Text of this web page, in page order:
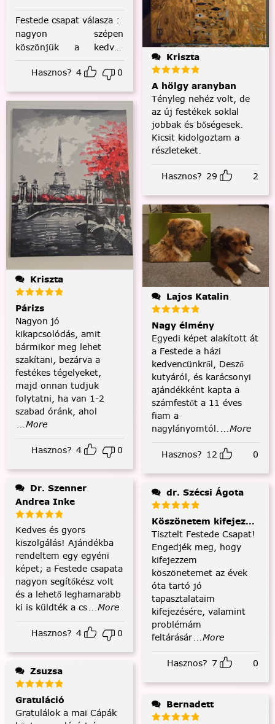
Festede csapat válasza :
nagyon szépen
köszönjük a kedves
visszajelzést! :)
Hasznos? 4 0
Kriszta
Párizs
Nagyon jó
kikapcsolódás, amit
bármikor meg lehet
szakítani, bezárva a
festékes tégelyeket,
majd onnan tudjuk
folytatni, ha van 1-2
szabad óránk, ahol
...More
Hasznos? 4 0
Andrea Inke
Kedves és gyors
kiszolgálás! Ajándékba
rendeltem egy egyéni
képet; a Festede csapata
nagyon segítőkész volt
és a lehető leghamarabb
ki is küldték a cs...More
Hasznos? 4 0
Zsuzsa
Gratuláció
Gratulálok a mai Cápák
Kriszta
A hölgy aranyban
Tényleg nehéz volt, de
az új festékek soklal
jobbak és bőségesek.
Kicsit kidolgoztam a
részleteket.
Hasznos? 29 2
Lajos Katalin
Nagy élmény
Egyedi képet alakított át
a Festede a házi
kedvencünkről, Desző
kutyáról, és karácsonyi
ajándékként kapta a
számfestőt a 11 éves
fiam a
nagylányomtól. ...More
Hasznos? 12 0
dr. Szécsi Ágota
Köszönetem kifejezése
Tisztelt Festede Csapat!
Engedjék meg, hogy
kifejezzem
köszönetemet az évek
óta tartó jó
tapasztalataim
kifejezésére, valamint
problémám
feltárásár...More
Hasznos? 7 0
Bernadett